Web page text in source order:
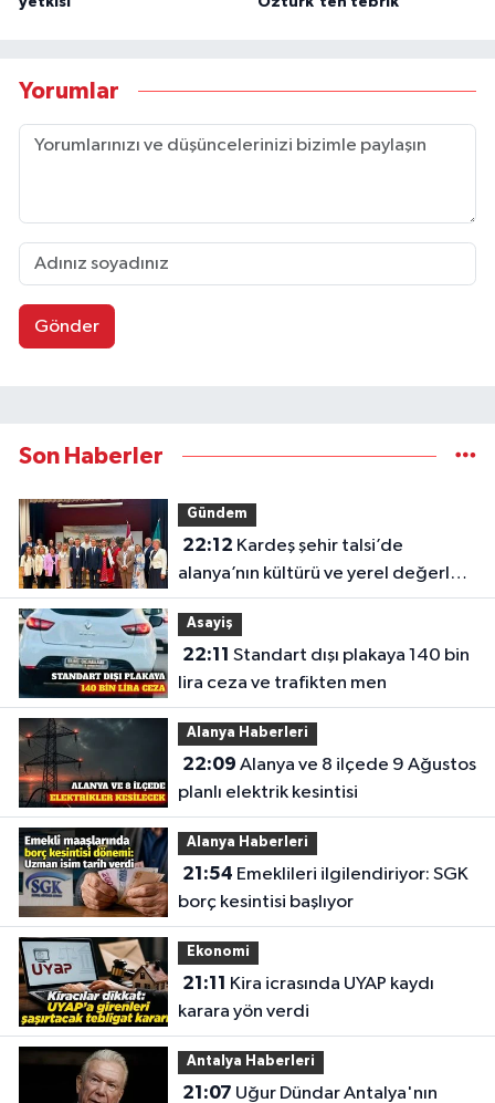
Yorumlar
Gönder
Son Haberler
Gündem
22:12
alanya’nın kültürü ve yerel değerleri
tanıtıldı
Asayiş
22:11
lira ceza ve trafikten men
Alanya Haberleri
22:09
planlı elektrik kesintisi
Alanya Haberleri
21:54
borç kesintisi başlıyor
Ekonomi
21:11
karara yön verdi
Antalya Haberleri
21:07